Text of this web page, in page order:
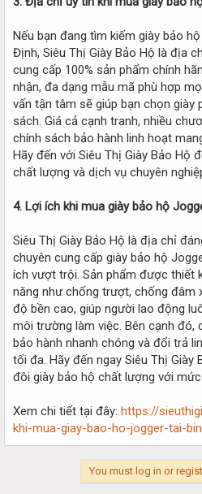
Nếu bạn đang tìm kiếm giày bảo
Định, Siêu Thị Giày Bảo Hộ là địa
cung cấp 100% sản phẩm chính
nhận, đa dạng mẫu mã phù hợp
vấn tận tâm sẽ giúp bạn chọn giày
sách. Giá cả cạnh tranh, nhiều
chính sách bảo hành linh hoạt
Hãy đến với Siêu Thị Giày Bảo Hộ
chất lượng và dịch vụ chuyên
4. Lợi ích khi mua giày bảo hộ
Siêu Thị Giày Bảo Hộ là địa chỉ
chuyên cung cấp giày bảo hộ
ích vượt trội. Sản phẩm được thiết
năng như chống trượt, chống đâm
độ bền cao, giúp người lao động
môi trường làm việc. Bên cạnh đó,
bảo hành nhanh chóng và đổi trả
tối đa. Hãy đến ngay Siêu Thị Giày
đôi giày bảo hộ chất lượng với
Xem chi tiết tại đây: https://
khi-mua-giay-bao-ho-jogger-tai-
You must log in or